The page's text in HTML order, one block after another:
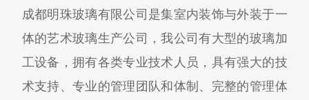
成都明珠玻璃有限公司是集室内装饰与外装于一
体的艺术玻璃生产公司，我公司有大型的玻璃加
工设备，拥有各类专业技术人员，具有强大的技
术支持、专业的管理团队和体制、完整的管理体